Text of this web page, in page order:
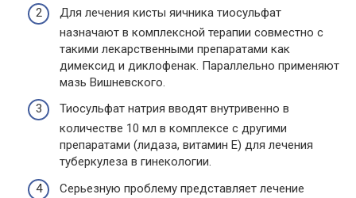
Для лечения кисты яичника тиосульфат
назначают в комплексной терапии совместно с
такими лекарственными препаратами как
димексид и диклофенак. Параллельно применяют
мазь Вишневского.
Тиосульфат натрия вводят внутривенно в
количестве 10 мл в комплексе с другими
препаратами (лидаза, витамин Е) для лечения
туберкулеза в гинекологии.
Серьезную проблему представляет лечение